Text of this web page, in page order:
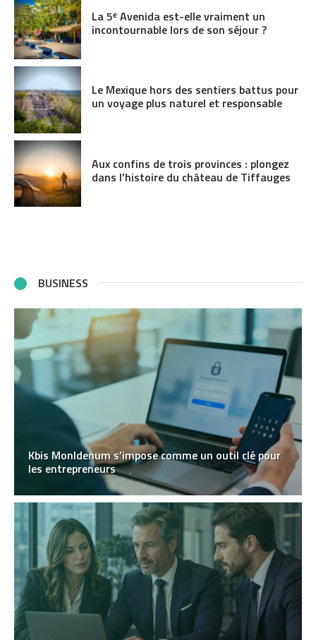
La 5ᵉ Avenida est-elle vraiment un
incontournable lors de son séjour ?
Le Mexique hors des sentiers battus pour
un voyage plus naturel et responsable
Aux confins de trois provinces : plongez
dans l’histoire du château de Tiffauges
BUSINESS
Kbis MonIdenum s’impose comme un outil clé pour
les entrepreneurs